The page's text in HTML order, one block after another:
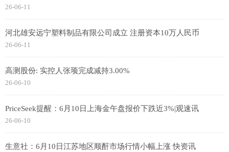
26-06-11
河北雄安远宁塑料制品有限公司成立 注册资本10万人民币
26-06-11
高测股份: 实控人张顼完成减持3.00%
26-06-10
PriceSeek提醒：6月10日上海金午盘报价下跌近3%|观速讯
26-06-10
生意社：6月10日江苏地区顺酐市场行情小幅上涨 快资讯